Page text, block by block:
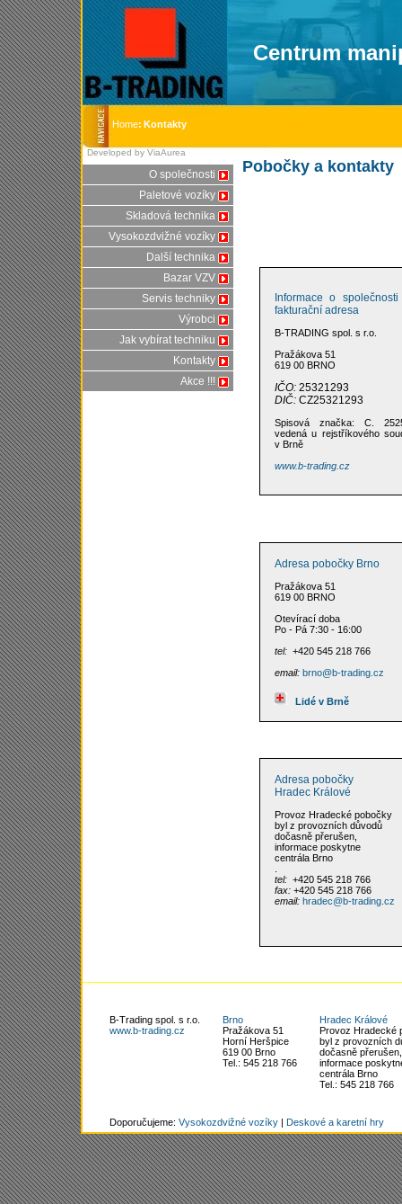
Centrum
Home: Kontakty
Developed by ViaAurea
Pobočky a kontakty
Informace o
fakturační adresa
B-TRADING spol. s r.o.
Pražákova 51
619 00 BRNO
IČO: 25321293
DIČ: CZ25321293
Spisová značka: C.
vedená u rejstříkového
v Brně
www.b-trading.cz
Adresa pobočky Brno
Pražákova 51
619 00 BRNO
Otevírací doba
Po - Pá 7:30 - 16:00
tel: +420 545 218 766
email: brno@b-trading.cz
Lidé v Brně
Adresa pobočky
Hradec Králové
Provoz Hradecké pobočky
byl z provozních důvodů
dočasně přerušen,
informace poskytne
centrála Brno
tel: +420 545 218 766
fax: +420 545 218 766
email: hradec@b-trading.cz
O společnosti
Paletové vozíky
Skladová technika
Vysokozdvižné vozíky
Další technika
Bazar VZV
Servis techniky
Výrobci
Jak vybírat techniku
Kontakty
Akce !!!
B-Trading spol. s r.o.
www.b-trading.cz
Brno
Pražákova 51
Horní Heršpice
619 00 Brno
Tel.: 545 218 766
Hradec Králové
Provoz Hradecké
byl z provozních
dočasně přerušen,
informace
centrála Brno
Tel.: 545 218 766
Doporučujeme: Vysokozdvižné vozíky | Deskové a karetní hry